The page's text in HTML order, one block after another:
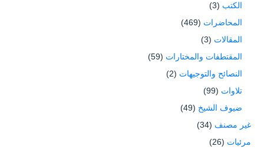
الكتب (3)
المحاضرات (469)
المقالات (3)
المقتطفات والمختارات (59)
النصائح والتوجيهات (2)
تلاوات (99)
ضيوف الشيخ (49)
غير مصنف (34)
مرئيات (26)